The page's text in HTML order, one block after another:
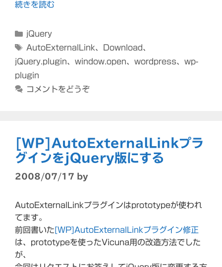
続きを読む
カ
テ
ー
jQuery
タ
グ
AutoExternalLink、 Download、
jQuery.plugin、 window.open、 wordpress、 wp-
plugin
コメントをどうぞ
[WP]AutoExternalLinkプラ
グインをjQuery版にする
2008/07/17 by
AutoExternalLinkプラグインはprototypeが使われ
てます。
前回書いた [WP]AutoExternalLinkプラグイン修正
は、prototypeを使ったVicuna用の改造方法でした
が、